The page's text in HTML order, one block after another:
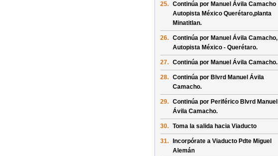
25. Continúa por Manuel Ávila Camacho
Autopista México Querétaro,planta
Minatitlan.
26. Continúa por Manuel Ávila Camacho,
Autopista México - Querétaro.
27. Continúa por Manuel Ávila Camacho.
28. Continúa por Blvrd Manuel Ávila
Camacho.
29. Continúa por Periférico Blvrd Manuel
Ávila Camacho.
30. Toma la salida hacia Viaducto
31. Incorpórate a Viaducto Pdte Miguel
Alemán